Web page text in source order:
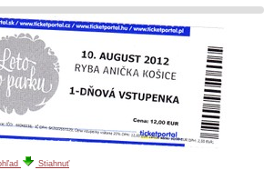
Stiahnuť